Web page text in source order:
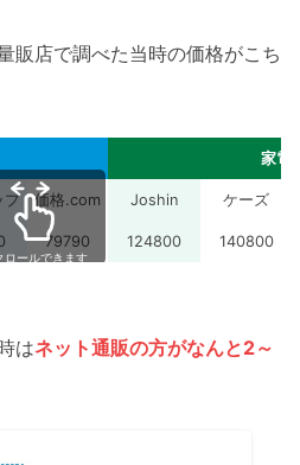
販店で調べた当時の価格がこち
家電
プ 価格.com Joshin ケーズ
79790 124800 140800
ロールできます
はネット通販の方がなんと2～